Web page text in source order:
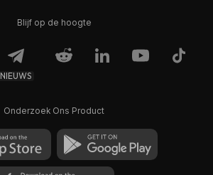
Blijf op de hoogte
NIEUWS
Onderzoek Ons Product